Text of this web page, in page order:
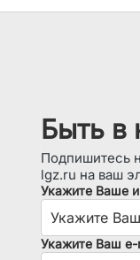
Быть в
Подпишитесь
lgz.ru на ваш
Укажите Ваше
Укажите Ваш e-